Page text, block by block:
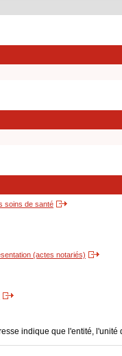
soins de santé
(actes notariés)
indique que l'entité,